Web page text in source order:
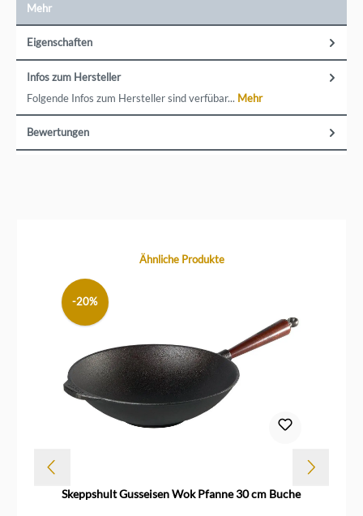
Mehr
Eigenschaften
Infos zum Hersteller
Folgende Infos zum Hersteller sind verfübar... Mehr
Bewertungen
Produktgalerie überspringenÄhnliche Produkte
-20%
Skeppshult Gusseisen Wok Pfanne 30 cm Buche